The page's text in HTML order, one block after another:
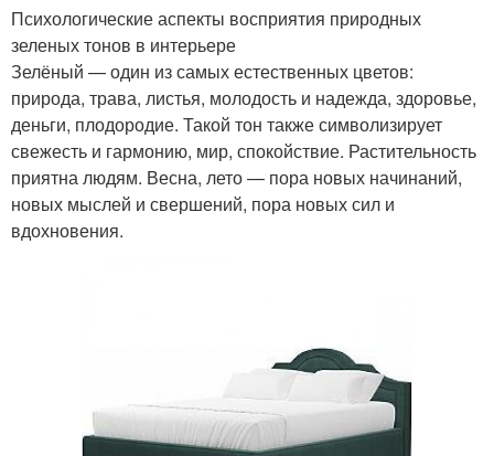
Психологические аспекты восприятия природных
зеленых тонов в интерьере
Зелёный — один из самых естественных цветов:
природа, трава, листья, молодость и надежда, здоровье,
деньги, плодородие. Такой тон также символизирует
свежесть и гармонию, мир, спокойствие. Растительность
приятна людям. Весна, лето — пора новых начинаний,
новых мыслей и свершений, пора новых сил и
вдохновения.